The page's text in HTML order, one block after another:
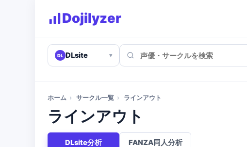
Dojilyzer
DL DLsite ▾
ホーム › サークル一覧 › ラインアウト
ラインアウト
DLsite分析 FANZA同人分析